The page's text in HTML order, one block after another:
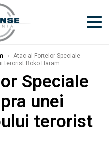
›
Atac al Forțelor Speciale
terorist Boko Haram
Speciale
unei
terorist